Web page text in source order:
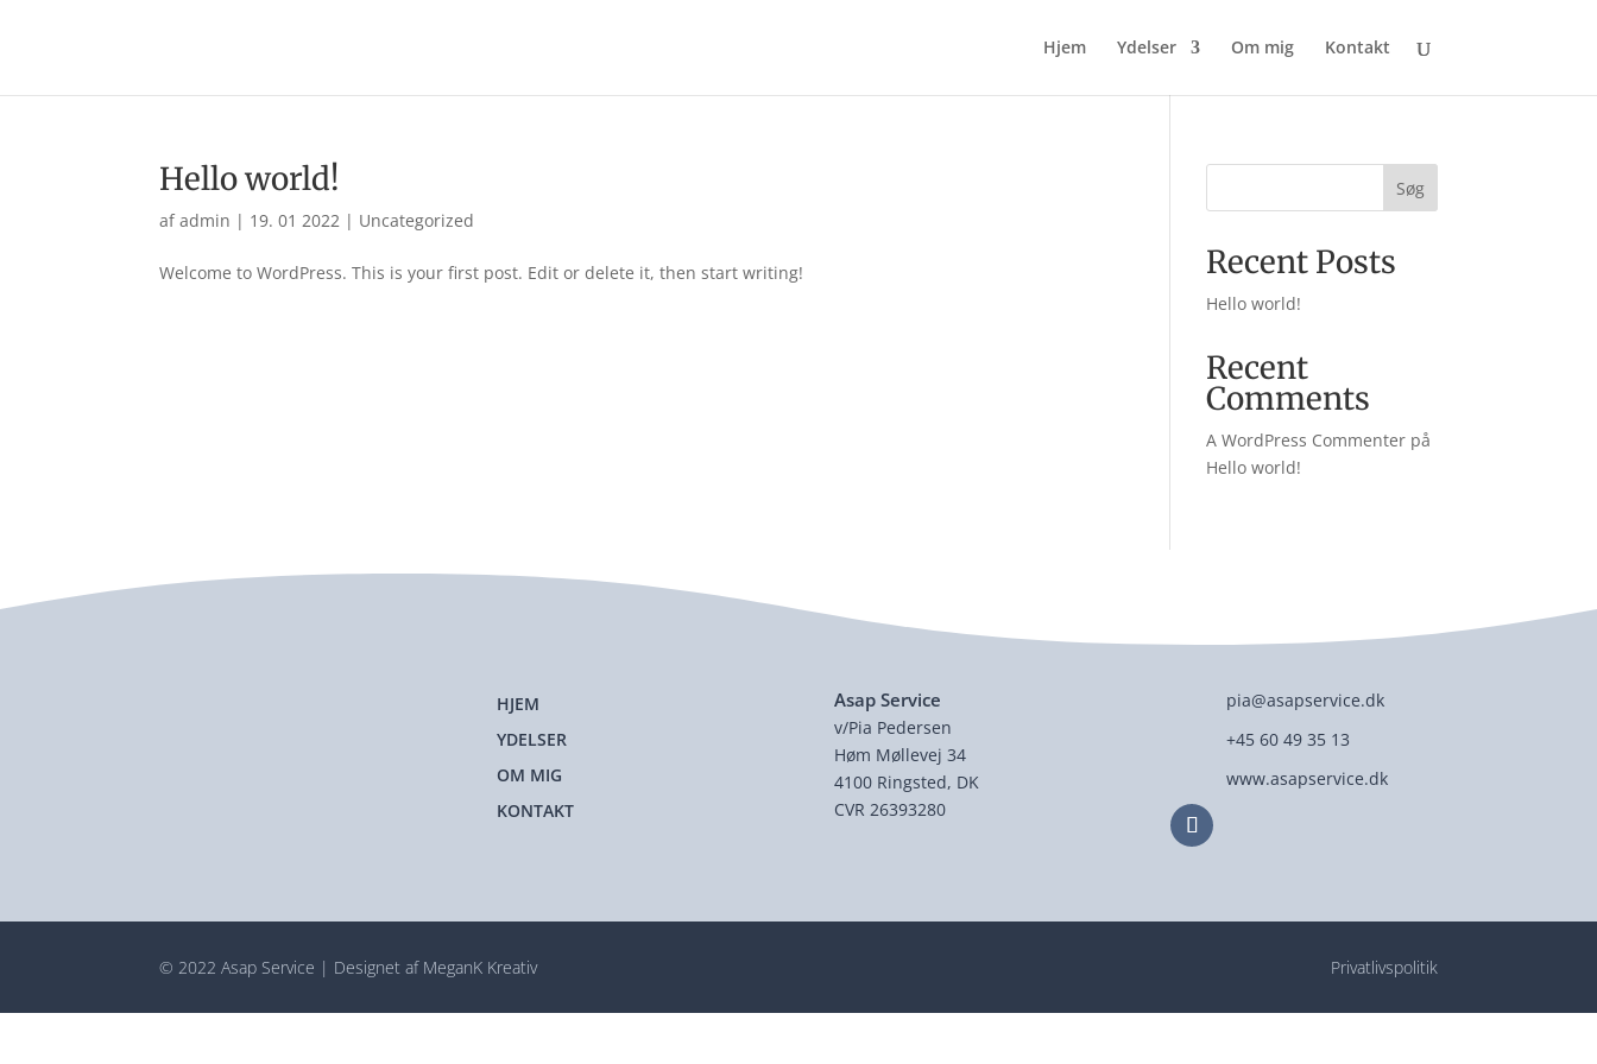
Hjem Ydelser Om mig Kontakt
Hello world!
afadmin | 19. 01 2022 | Uncategorized
Welcome to WordPress. This is your first post. Edit or delete it, then start writing!
Søg
Recent Posts
Hello world!
Recent
Comments
A WordPress Commenter på
Hello world!
HJEM
YDELSER
OM MIG
KONTAKT
Asap Service
v/Pia Pedersen
Høm Møllevej 34
4100 Ringsted, DK
CVR 26393280
pia@asapservice.dk
+45 60 49 35 13
www.asapservice.dk
© 2022 Asap Service | Designet af MeganK Kreativ Privatlivspolitik